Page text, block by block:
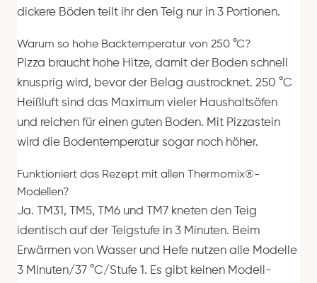
dickere Böden teilt ihr den Teig nur in 3 Portionen.
Warum so hohe Backtemperatur von 250 °C?
Pizza braucht hohe Hitze, damit der Boden schnell
knusprig wird, bevor der Belag austrocknet. 250 °C
Heißluft sind das Maximum vieler Haushaltsöfen
und reichen für einen guten Boden. Mit Pizzastein
wird die Bodentemperatur sogar noch höher.
Funktioniert das Rezept mit allen Thermomix®-
Modellen?
Ja. TM31, TM5, TM6 und TM7 kneten den Teig
identisch auf der Teigstufe in 3 Minuten. Beim
Erwärmen von Wasser und Hefe nutzen alle Modelle
3 Minuten/37 °C/Stufe 1. Es gibt keinen Modell-